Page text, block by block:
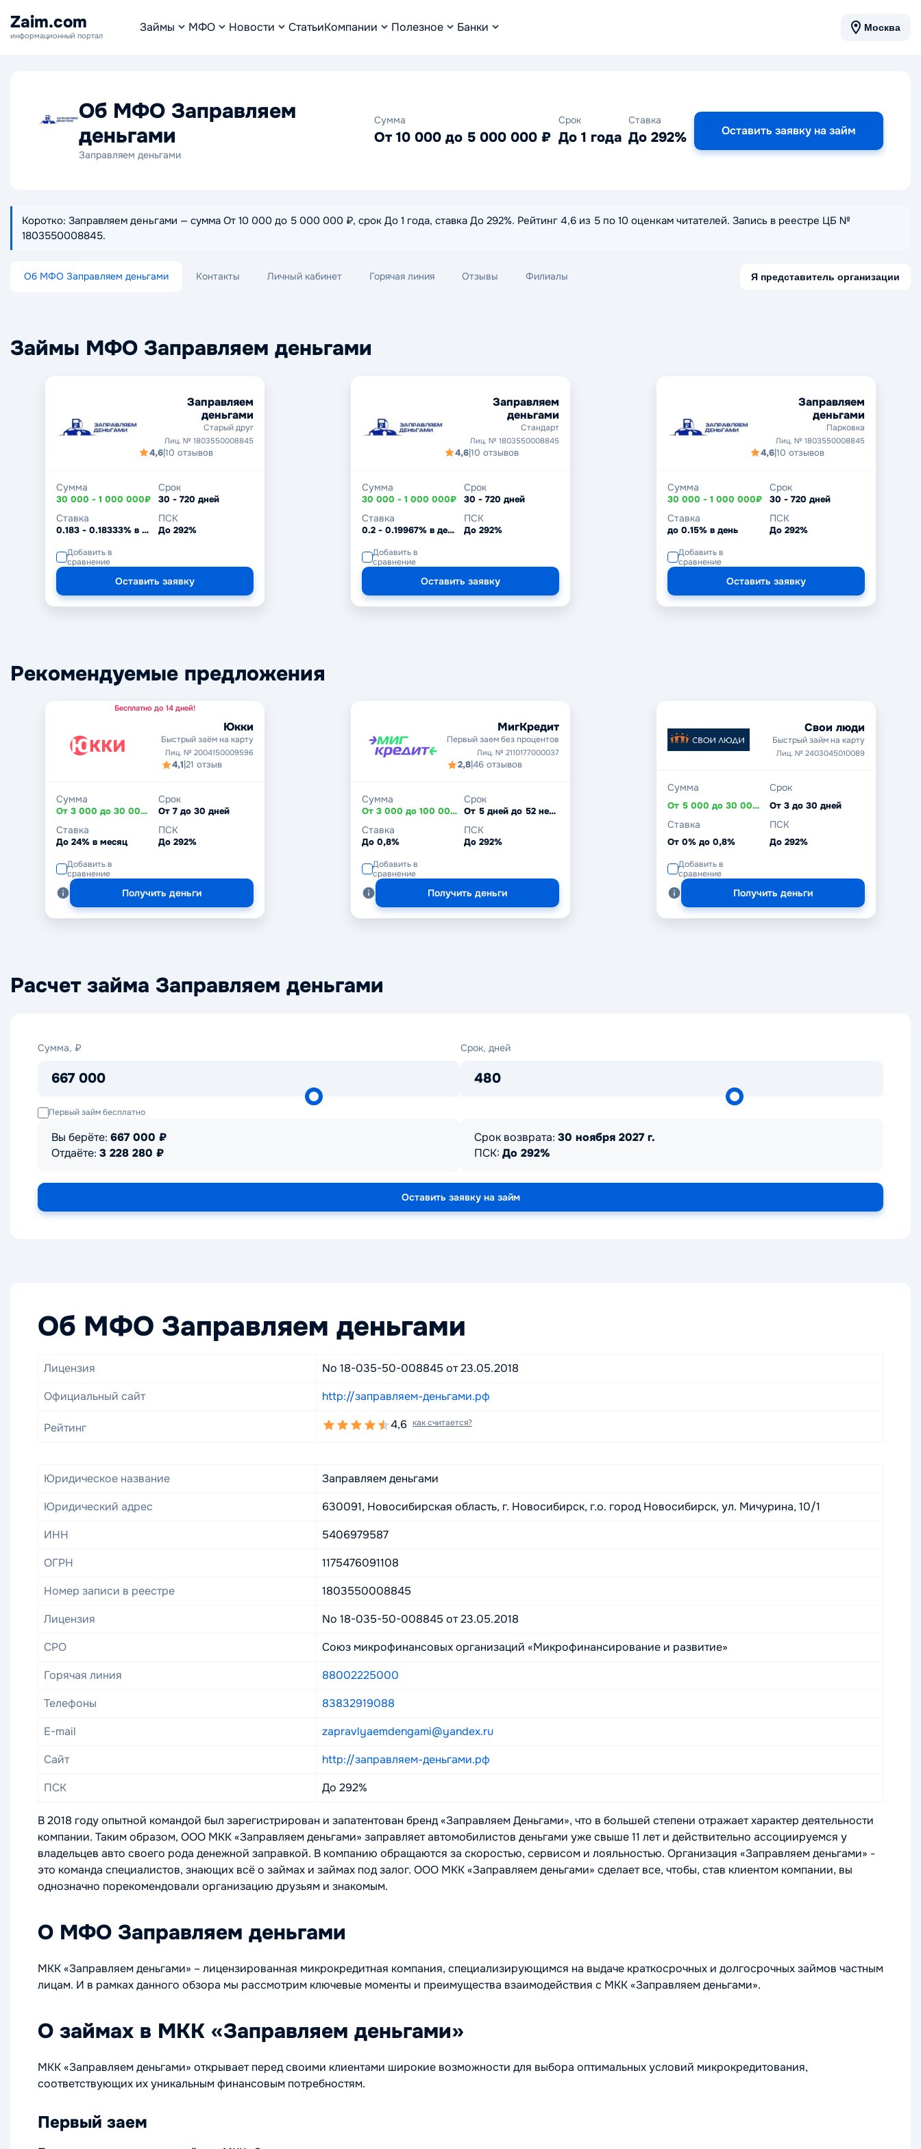
Zaim.com
информационный портал
Займы МФО Новости СтатьиКомпании Полезное Банки Москва
Об МФО Заправляем
деньгами
Заправляем деньгами
Сумма
От 10 000 до 5 000 000 ₽
Срок
До 1 года
Ставка
До 292% Оставить заявку на займ
Коротко: Заправляем деньгами — сумма От 10 000 до 5 000 000 ₽, срок До 1 года, ставка До 292%. Рейтинг 4,6 из 5 по 10 оценкам читателей. Запись в реестре ЦБ №
1803550008845.
Об МФО Заправляем деньгами Контакты Личный кабинет Горячая линия Отзывы Филиалы Я представитель организации
Займы МФО Заправляем деньгами
Заправляем
деньгами
Старый друг
Лиц. № 1803550008845
4,6|10 отзывов
Сумма
30 000 - 1 000 000₽
Срок
30 - 720 дней
Ставка
0.183 - 0.18333% в день
ПСК
До 292%
Добавить в
сравнение
Оставить заявку
Заправляем
деньгами
Стандарт
Лиц. № 1803550008845
4,6|10 отзывов
Сумма
30 000 - 1 000 000₽
Срок
30 - 720 дней
Ставка
0.2 - 0.19967% в день
ПСК
До 292%
Добавить в
сравнение
Оставить заявку
Заправляем
деньгами
Парковка
Лиц. № 1803550008845
4,6|10 отзывов
Сумма
30 000 - 1 000 000₽
Срок
30 - 720 дней
Ставка
до 0.15% в день
ПСК
До 292%
Добавить в
сравнение
Оставить заявку
Рекомендуемые предложения
Бесплатно до 14 дней!
Юкки
Быстрый заём на карту
Лиц. № 2004150009596
4,1|21 отзыв
Сумма
От 3 000 до 30 000 ₽
Срок
От 7 до 30 дней
Ставка
До 24% в месяц
ПСК
До 292%
Добавить в
сравнение
Получить деньги
МигКредит
Первый заем без процентов
Лиц. № 2110177000037
2,8|46 отзывов
Сумма
От 3 000 до 100 000 ₽
Срок
От 5 дней до 52 недель
Ставка
До 0,8%
ПСК
До 292%
Добавить в
сравнение
Получить деньги
Свои люди
Быстрый займ на карту
Лиц. № 2403045010089
Сумма
От 5 000 до 30 000 ₽
Срок
От 3 до 30 дней
Ставка
От 0% до 0,8%
ПСК
До 292%
Добавить в
сравнение
Получить деньги
Расчет займа Заправляем деньгами
Сумма, ₽
667 000
Сумма,
Срок, дней
480
Срок,
Первый займ бесплатно
Вы берёте: 667 000 ₽
Отдаёте: 3 228 280 ₽
Срок возврата: 30 ноября 2027 г.
ПСК: До 292%
Оставить заявку на займ
Об МФО Заправляем деньгами
Лицензия
No 18-035-50-008845 от 23.05.2018
Официальный сайт
http://заправляем-деньгами.рф
Рейтинг 4,6 как считается?
Юридическое название
Заправляем деньгами
Юридический адрес
630091, Новосибирская область, г. Новосибирск, г.о. город Новосибирск, ул. Мичурина, 10/1
ИНН
5406979587
ОГРН
1175476091108
Номер записи в реестре
1803550008845
Лицензия
No 18-035-50-008845 от 23.05.2018
СРО
Союз микрофинансовых организаций «Микрофинансирование и развитие»
Горячая линия
88002225000
Телефоны
83832919088
E-mail
zapravlyaemdengami@yandex.ru
Сайт
http://заправляем-деньгами.рф
ПСК
До 292%
В 2018 году опытной командой был зарегистрирован и запатентован бренд «Заправляем Деньгами», что в большей степени отражает характер деятельности
компании. Таким образом, ООО МКК «Заправляем деньгами» заправляет автомобилистов деньгами уже свыше 11 лет и действительно ассоциируемся у
владельцев авто своего рода денежной заправкой. В компанию обращаются за скоростью, сервисом и лояльностью. Организация «Заправляем деньгами» -
это команда специалистов, знающих всё о займах и займах под залог. ООО МКК «Заправляем деньгами» сделает все, чтобы, став клиентом компании, вы
однозначно порекомендовали организацию друзьям и знакомым.
О МФО Заправляем деньгами
МКК «Заправляем деньгами» – лицензированная микрокредитная компания, специализирующимся на выдаче краткосрочных и долгосрочных займов частным
лицам. И в рамках данного обзора мы рассмотрим ключевые моменты и преимущества взаимодействия с МКК «Заправляем деньгами».
О займах в МКК «Заправляем деньгами»
МКК «Заправляем деньгами» открывает перед своими клиентами широкие возможности для выбора оптимальных условий микрокредитования,
соответствующих их уникальным финансовым потребностям.
Первый заем